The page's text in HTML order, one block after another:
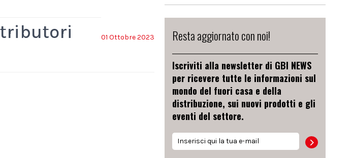
01 Ottobre 2023 Resta aggiornato con noi!
Iscriviti alla newsletter di GBI NEWS
per ricevere tutte le informazioni sul
mondo del fuori casa e della
distribuzione, sui nuovi prodotti e gli
eventi del settore.